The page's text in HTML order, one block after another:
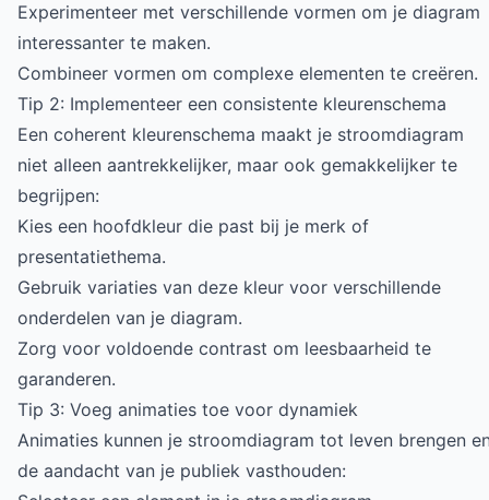
Experimenteer met verschillende vormen om je diagram
interessanter te maken.
Combineer vormen om complexe elementen te creëren.
Tip 2: Implementeer een consistente kleurenschema
Een coherent kleurenschema maakt je stroomdiagram
niet alleen aantrekkelijker, maar ook gemakkelijker te
begrijpen:
Kies een hoofdkleur die past bij je merk of
presentatiethema.
Gebruik variaties van deze kleur voor verschillende
onderdelen van je diagram.
Zorg voor voldoende contrast om leesbaarheid te
garanderen.
Tip 3: Voeg animaties toe voor dynamiek
Animaties kunnen je stroomdiagram tot leven brengen
de aandacht van je publiek vasthouden: